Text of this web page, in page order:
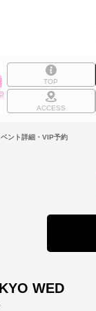
TOP
ACCESS
ント詳細・VIP予約
WED